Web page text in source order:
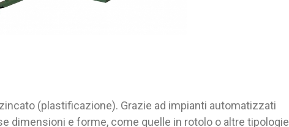
(plastificazione). Grazie ad impianti automatizzati
dimensioni e forme, come quelle in rotolo o altre tipologie